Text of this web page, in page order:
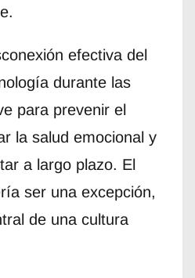
efectiva del
durante las
para prevenir el
la salud emocional y
a largo plazo. El
ser una excepción,
de una cultura